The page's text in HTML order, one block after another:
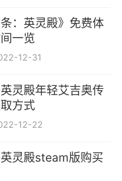
条：英灵殿》免费体
一览
12-31
灵殿年轻艾吉奥传
方式
12-22
灵殿steam版购买